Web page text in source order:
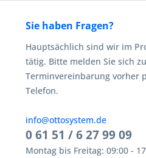
Sie haben Fragen?
Hauptsächlich sind wir im
tätig. Bitte melden Sie sich
Terminvereinbarung vorher
Telefon.
info@ottosystem.de
0 61 51 / 6 27 99 09
Montag bis Freitag: 09:00 -